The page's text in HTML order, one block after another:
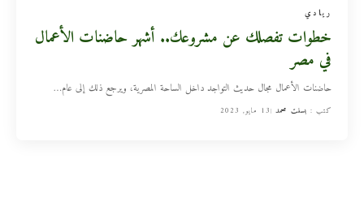
ريادي
خطوات تفصلك عن مشروعك.. أشهر حاضنات الأعمال
في مصر
حاضنات الأعمال مجال حديث التواجد داخل الساحة المصرية، ويرجع ذلك إلى عام…
كتب : بسنت محمد 13 مايو, 2023